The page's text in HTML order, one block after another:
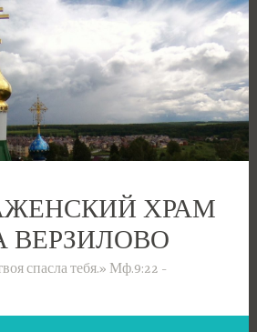
ХРАМ
ВЕРЗИЛОВО
спасла тебя.» Мф.9:22